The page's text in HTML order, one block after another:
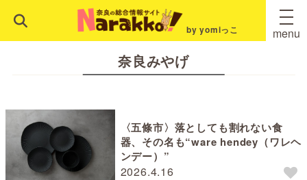
by yomiっこ menu
奈良みやげ
2026.4.16
〈五條市〉落としても割れない食
器、その名も“ware hendey（ワレヘ
ンデー）”